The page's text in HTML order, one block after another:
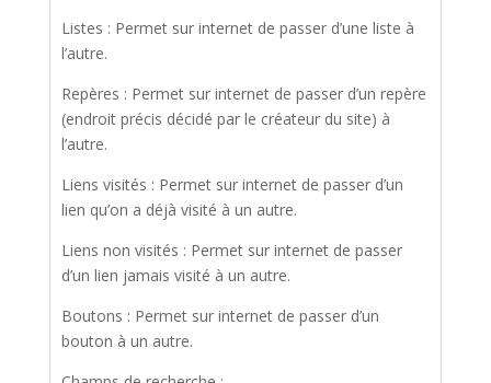
Listes : Permet sur internet de passer d’une liste à
l’autre.
Repères : Permet sur internet de passer d’un repère
(endroit précis décidé par le créateur du site) à
l’autre.
Liens visités : Permet sur internet de passer d’un
lien qu’on a déjà visité à un autre.
Liens non visités : Permet sur internet de passer
d’un lien jamais visité à un autre.
Boutons : Permet sur internet de passer d’un
bouton à un autre.